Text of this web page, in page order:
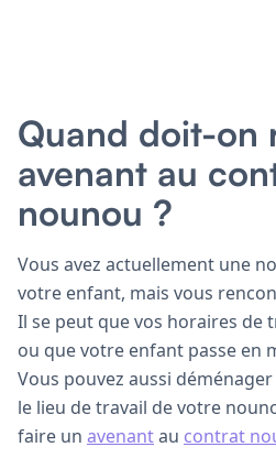
Quand doit-on
avenant au
nounou ?
Vous avez actuellement une
votre enfant, mais vous
Il se peut que vos horaires de
ou que votre enfant passe en
Vous pouvez aussi
le lieu de travail de votre
faire un avenantau contrat